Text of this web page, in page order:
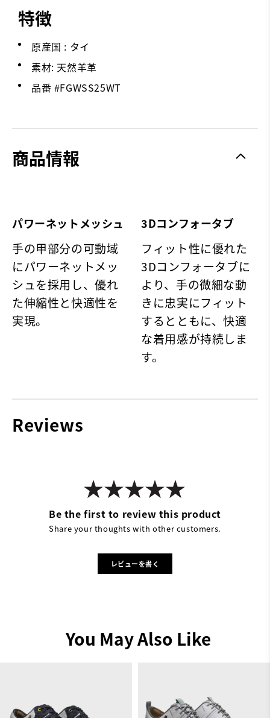
特徴
原産国 : タイ
素材: 天然羊革
品番 #FGWSS25WT
商品情報
パワーネットメッシュ
手の甲部分の可動域
にパワーネットメッ
シュを採用し、優れ
た伸縮性と快適性を
実現。
3Dコンフォータブ
フィット性に優れた
3Dコンフォータブに
より、手の微細な動
きに忠実にフィット
するとともに、快適
な着用感が持続しま
す。
Reviews
Be the first to review this product
Share your thoughts with other customers.
レビューを書く
You May Also Like